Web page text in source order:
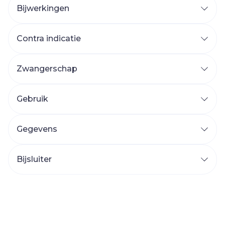
Bijwerkingen
Contra indicatie
Zwangerschap
Gebruik
Gegevens
Bijsluiter